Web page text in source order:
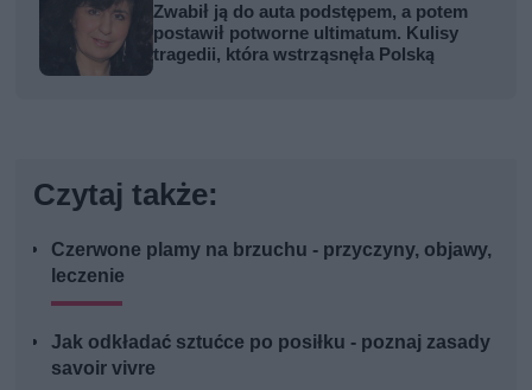
Zwabił ją do auta podstępem, a potem
postawił potworne ultimatum. Kulisy
tragedii, która wstrząsnęła Polską
Czytaj także:
Czerwone plamy na brzuchu - przyczyny, objawy,
leczenie
Jak odkładać sztućce po posiłku - poznaj zasady
savoir vivre